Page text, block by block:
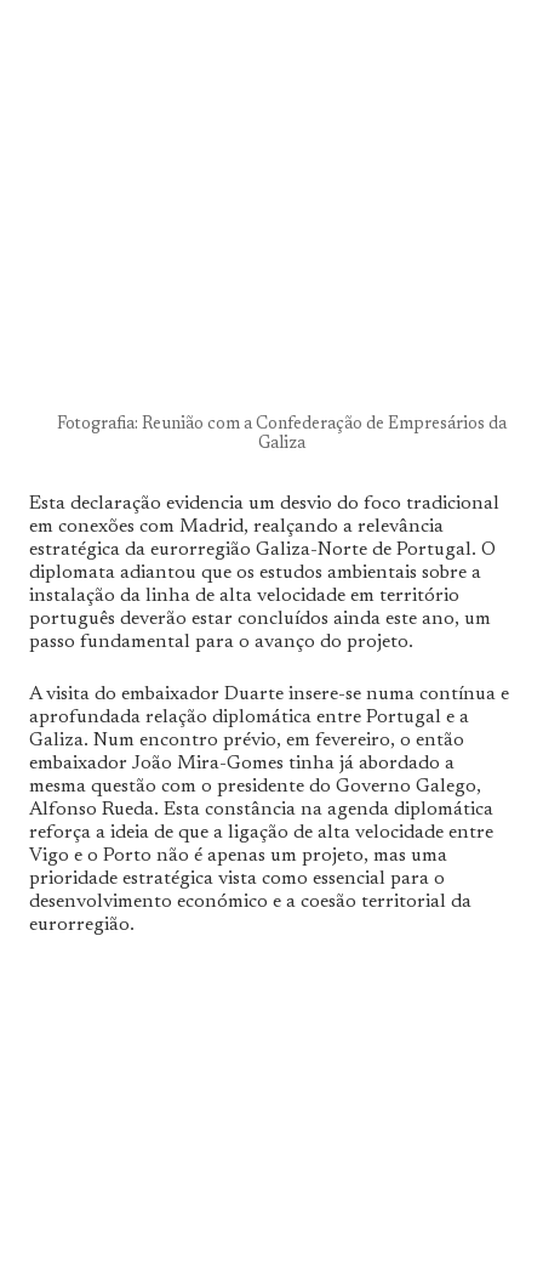
Fotografia: Reunião com a Confederação de Empresários da
Galiza
Esta declaração evidencia um desvio do foco tradicional
em conexões com Madrid, realçando a relevância
estratégica da eurorregião Galiza-Norte de Portugal. O
diplomata adiantou que os estudos ambientais sobre a
instalação da linha de alta velocidade em território
português deverão estar concluídos ainda este ano, um
passo fundamental para o avanço do projeto.
A visita do embaixador Duarte insere-se numa contínua e
aprofundada relação diplomática entre Portugal e a
Galiza. Num encontro prévio, em fevereiro, o então
embaixador João Mira-Gomes tinha já abordado a
mesma questão com o presidente do Governo Galego,
Alfonso Rueda. Esta constância na agenda diplomática
reforça a ideia de que a ligação de alta velocidade entre
Vigo e o Porto não é apenas um projeto, mas uma
prioridade estratégica vista como essencial para o
desenvolvimento económico e a coesão territorial da
eurorregião.